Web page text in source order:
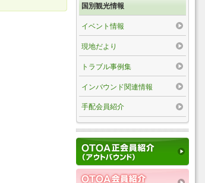
国別観光情報
イベント情報
現地だより
トラブル事例集
インバウンド関連情報
手配会員紹介